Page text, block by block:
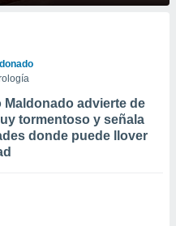
advierte de
tormentoso y señala
donde puede llover